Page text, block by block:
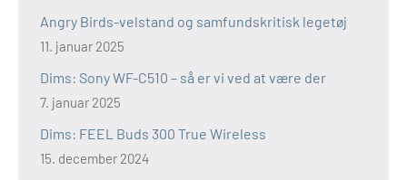
Angry Birds-velstand og samfundskritisk legetøj
11. januar 2025
Dims: Sony WF-C510 – så er vi ved at være der
7. januar 2025
Dims: FEEL Buds 300 True Wireless
15. december 2024